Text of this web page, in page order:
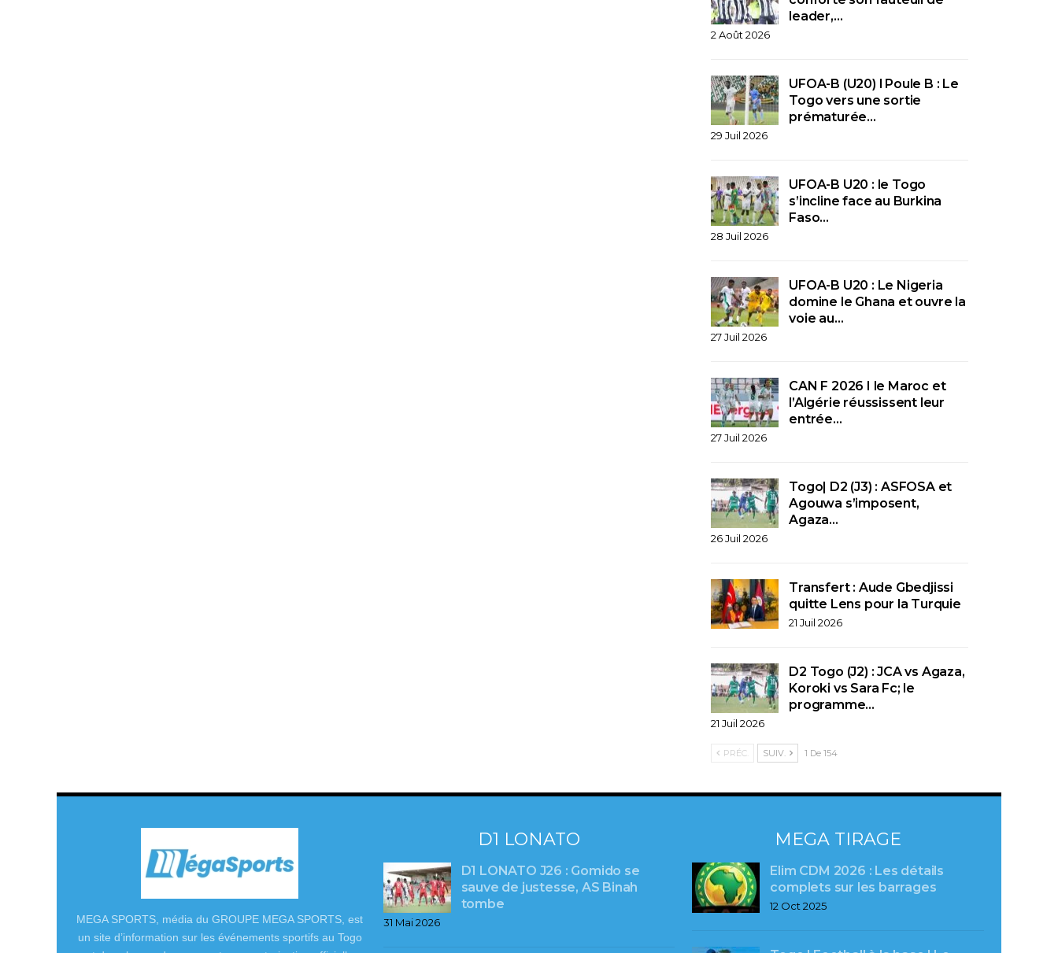
leader,…
2 Août 2026
UFOA-B (U20) l Poule B : Le
Togo vers une sortie
prématurée…
29 Juil 2026
UFOA-B U20 : le Togo
s’incline face au Burkina
Faso…
28 Juil 2026
UFOA-B U20 : Le Nigeria
domine le Ghana et ouvre la
voie au…
27 Juil 2026
CAN F 2026 I le Maroc et
l’Algérie réussissent leur
entrée…
27 Juil 2026
Togo| D2 (J3) : ASFOSA et
Agouwa s’imposent,
Agaza…
26 Juil 2026
Transfert : Aude Gbedjissi
quitte Lens pour la Turquie
21 Juil 2026
D2 Togo (J2) : JCA vs Agaza,
Koroki vs Sara Fc; le
programme…
21 Juil 2026
PRÉC. SUIV. 1 De 154
MEGA SPORTS, média du GROUPE MEGA SPORTS, est
un site d’information sur les événements sportifs au Togo
D1 LONATO
D1 LONATO J26 : Gomido se
sauve de justesse, AS Binah
tombe
31 Mai 2026
MEGA TIRAGE
Elim CDM 2026 : Les détails
complets sur les barrages
12 Oct 2025